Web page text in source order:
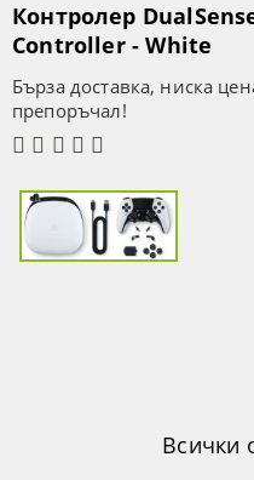
Контролер
Controller - White
Бърза доставка, ниска
препоръчал!
Всички